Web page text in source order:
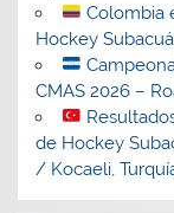
Colombia
Hockey
CMAS 2026 –
de Hockey
/ Kocaeli,